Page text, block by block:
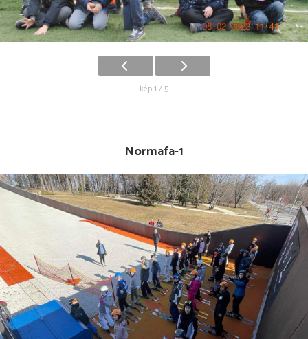
kép 1 / 5
Normafa-1